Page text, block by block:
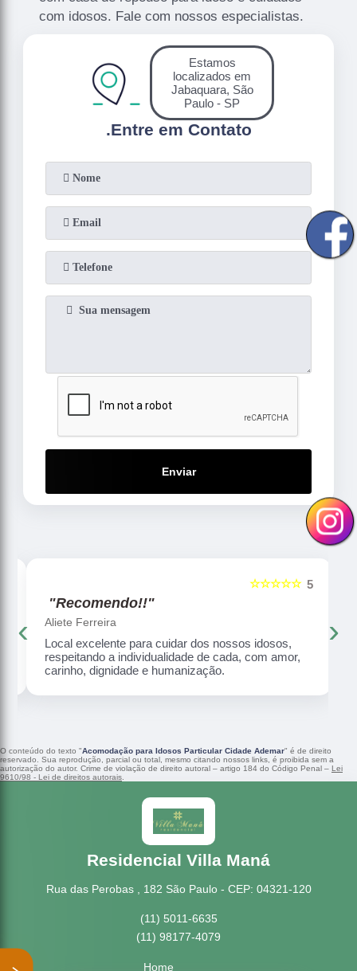
com idosos. Fale com nossos especialistas.
.Entre em Contato
Estamos
localizados em
Jabaquara, São
Paulo - SP
Enviar
5
☆☆☆☆☆
"Recomendo!!"
Aliete Ferreira
Local excelente para cuidar dos nossos idosos,
respeitando a individualidade de cada, com amor,
carinho, dignidade e humanização.
‹ ›
O conteúdo do texto "Acomodação para Idosos Particular Cidade Ademar" é de direito
reservado. Sua reprodução, parcial ou total, mesmo citando nossos links, é proibida sem a
autorização do autor. Crime de violação de direito autoral – artigo 184 do Código Penal – Lei
9610/98 - Lei de direitos autorais
Residencial Villa Maná
Rua das Perobas , 182 São Paulo - CEP: 04321-120
(11) 5011-6635
(11) 98177-4079
Home